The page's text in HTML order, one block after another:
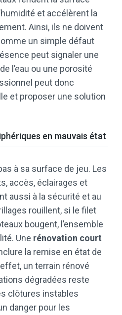
et accélèrent la
Ainsi, ils ne doivent
un simple défaut
peut signaler une
l’eau ou une porosité
peut donc
et proposer une solution
en mauvais état
à sa surface de jeu. Les
accès, éclairages et
aussi à la sécurité et au
rouillent, si le filet
bougent, l’ensemble
Une rénovation court
la remise en état de
un terrain rénové
dégradées reste
clôtures instables
danger pour les